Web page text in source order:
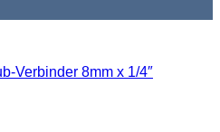
Verbinder 8mm x 1/4″